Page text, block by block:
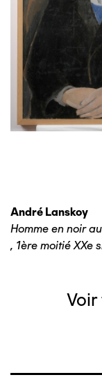
André Lanskoy
Homme en noir
, 1ère moitié XXe
Voir